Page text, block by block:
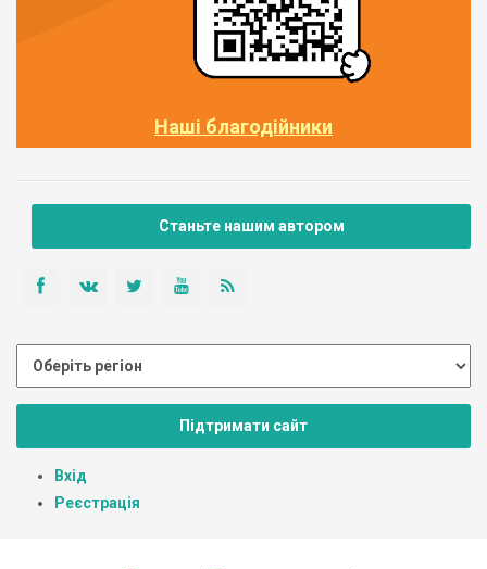
Наші благодійники
Станьте нашим автором
Підтримати сайт
Вхід
Реєстрація